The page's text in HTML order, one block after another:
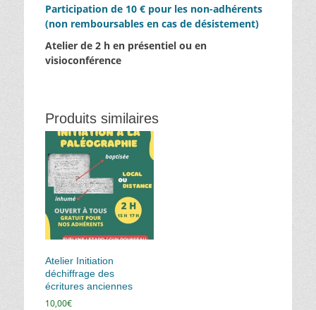
Participation de 10 € pour les non-adhérents
(non remboursables en cas de désistement)
Atelier de 2 h en présentiel ou en
visioconférence
Produits similaires
Atelier Initiation
déchiffrage des
écritures anciennes
10,00€